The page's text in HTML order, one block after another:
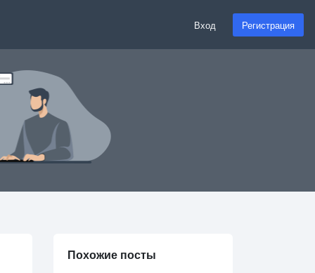
Вход Регистрация
Похожие посты